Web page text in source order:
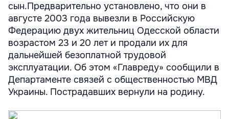
сын.Предварительно установлено, что они в
августе 2003 года вывезли в Российскую
Федерацию двух жительниц Одесской области
возрастом 23 и 20 лет и продали их для
дальнейшей безоплатной трудовой
эксплуатации. Об этом «Главреду» сообщили в
Департаменте связей с общественностью МВД
Украины. Пострадавших вернули на родину.